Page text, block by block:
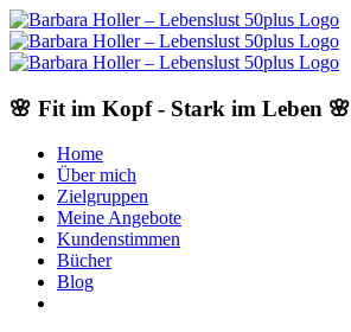
Skip
to
content
🌸 Fit im Kopf - Stark im Leben 🌸
Home
Über mich
Zielgruppen
Meine Angebote
Kundenstimmen
Bücher
Blog